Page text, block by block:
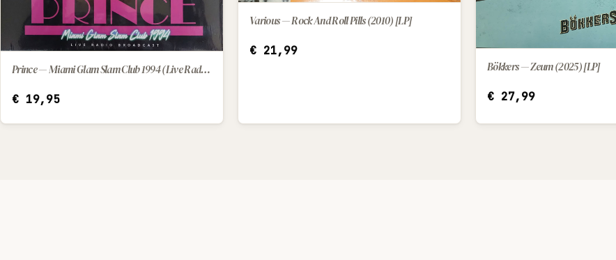
IN WINKELWAGEN Prince — Miami Glam Slam Club 1994 (Live Radio Broadcast) (2025) [LP]
€19,95
IN WINKELWAGEN
Various — Rock And Roll Pills (2010) [LP]
€21,99
IN WINKELWAGEN
Bökkers — Zeum (2025) [LP]
€27,99